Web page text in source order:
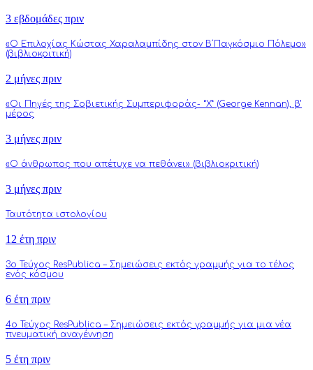
3 εβδομάδες πριν
«Ο Επιλοχίας Κώστας Χαραλαμπίδης στον Β΄Παγκόσμιο Πόλεμο»
(βιβλιοκριτική)
2 μήνες πριν
«Οι Πηγές της Σοβιετικής Συμπεριφοράς- “Χ” (George Kennan), β’
μέρος
3 μήνες πριν
«Ο άνθρωπος που απέτυχε να πεθάνει» (βιβλιοκριτική)
3 μήνες πριν
Ταυτότητα ιστολογίου
12 έτη πριν
3o Τεύχος ResPublica – Σημειώσεις εκτός γραμμής για το τέλος
ενός κόσμου
6 έτη πριν
4o Τεύχος ResPublica – Σημειώσεις εκτός γραμμής για μια νέα
πνευματική αναγέννηση
5 έτη πριν